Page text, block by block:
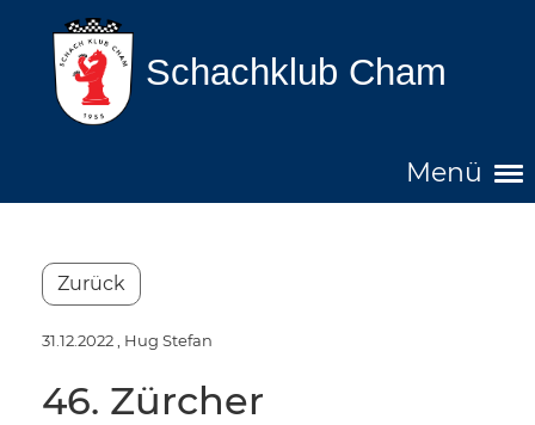
Schachklub Cham
Menü
Zurück
31.12.2022 , Hug Stefan
46. Zürcher